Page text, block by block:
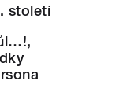
století